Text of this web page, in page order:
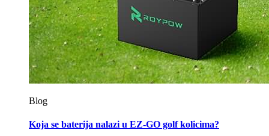
Blog
Koja se baterija nalazi u EZ-GO golf kolicima?